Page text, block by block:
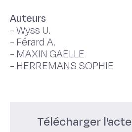
Auteurs
-Wyss U.
- Férard A.
- MAXIN GAËLLE
- HERREMANS SOPHIE
Télécharger l'acte